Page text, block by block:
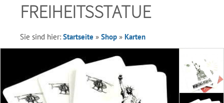
FREIHEITSSTATUE
Sie sind hier: Startseite » Shop » Karten